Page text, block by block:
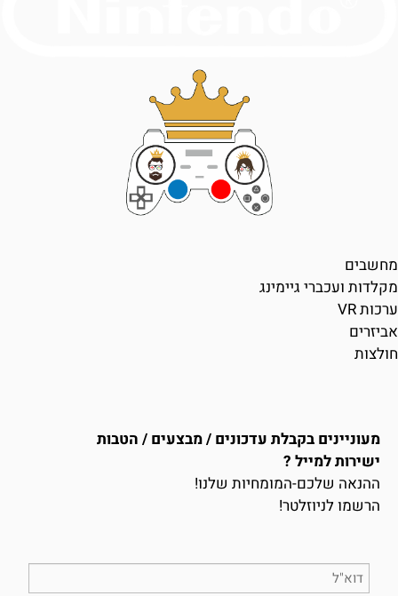
מחשבים
מקלדות ועכברי גיימינג
ערכות VR
אביזרים
חולצות
מעוניינים בקבלת עדכונים / מבצעים / הטבות
ישירות למייל ?
ההנאה שלכם-המומחיות שלנו!
הרשמו לניוזלטר!